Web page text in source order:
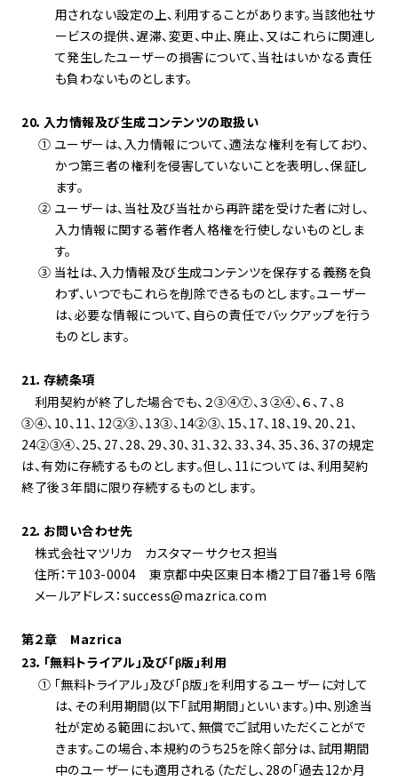
用されない設定の上、利用することがあります。当該他社サ
ービスの提供、遅滞、変更、中止、廃止、又はこれらに関連し
て発生したユーザーの損害について、当社はいかなる責任
も負わないものとします。
20．入力情報及び生成コンテンツの取扱い
① ユーザーは、入力情報について、適法な権利を有しており、
かつ第三者の権利を侵害していないことを表明し、保証し
ます。
② ユーザーは、当社及び当社から再許諾を受けた者に対し、
入力情報に関する著作者人格権を行使しないものとしま
す。
③ 当社は、入力情報及び生成コンテンツを保存する義務を負
わず、いつでもこれらを削除できるものとします。ユーザー
は、必要な情報について、自らの責任でバックアップを行う
ものとします。
21．存続条項
利用契約が終了した場合でも、２③④⑦、３②④、６、７、８
③④、10、11、12②③、13③、14②③、15、17、18、19、20、21、
24②③④、25、27、28、29、30、31、32、33、34、35、36、37の規定
は、有効に存続するものとします。但し、11については、利用契約
終了後３年間に限り存続するものとします。
22．お問い合わせ先
株式会社マツリカ カスタマーサクセス担当
住所：〒103-0004 東京都中央区東日本橋2丁目7番1号 6階
メールアドレス：success@mazrica.com
第２章 Mazrica
23．「無料トライアル」及び「β版」利用
① 「無料トライアル」及び「β版」を利用するユーザーに対して
は、その利用期間(以下「試用期間」といいます。)中、別途当
社が定める範囲において、無償でご試用いただくことがで
きます。この場合、本規約のうち25を除く部分は、試用期間
中のユーザーにも適用される（ただし、28の「過去12か月